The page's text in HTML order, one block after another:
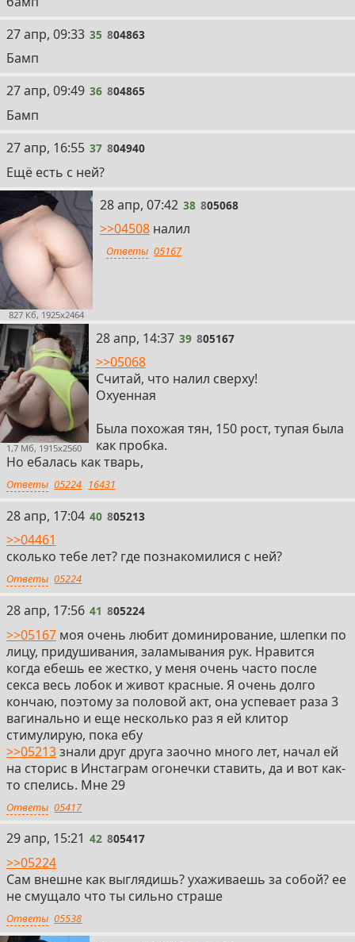
35
27 апр, 09:33 35 804863
Бамп
36
27 апр, 09:49 36 804865
Бамп
37
27 апр, 16:55 37 804940
Ещё есть с ней?
827 Кб, 1925x2464
38
28 апр, 07:42 38 805068
>>04508налил
Ответы 05167
1,7 Мб, 1915x2560
39
28 апр, 14:37 39 805167
>>05068
Считай, что налил сверху!
Охуенная
Была похожая тян, 150 рост, тупая была
как пробка.
Но ебалась как тварь,
Ответы 05224 16431
40
28 апр, 17:04 40 805213
>>04461
сколько тебе лет? где познакомилися с ней?
Ответы 05224
41
28 апр, 17:56 41 805224
>>05167 моя очень любит доминирование, шлепки по
лицу, придушивания, заламывания рук. Нравится
когда ебешь ее жестко, у меня очень часто после
секса весь лобок и живот красные. Я очень долго
кончаю, поэтому за половой акт, она успевает раза 3
вагинально и еще несколько раз я ей клитор
стимулирую, пока ебу
>>05213знали друг друга заочно много лет, начал ей
на сторис в Инстаграм огонечки ставить, да и вот как-
то спелись. Мне 29
Ответы 05417
42
29 апр, 15:21 42 805417
>>05224
Сам внешне как выглядишь? ухаживаешь за собой? ее
не смущало что ты сильно страше
Ответы 05538